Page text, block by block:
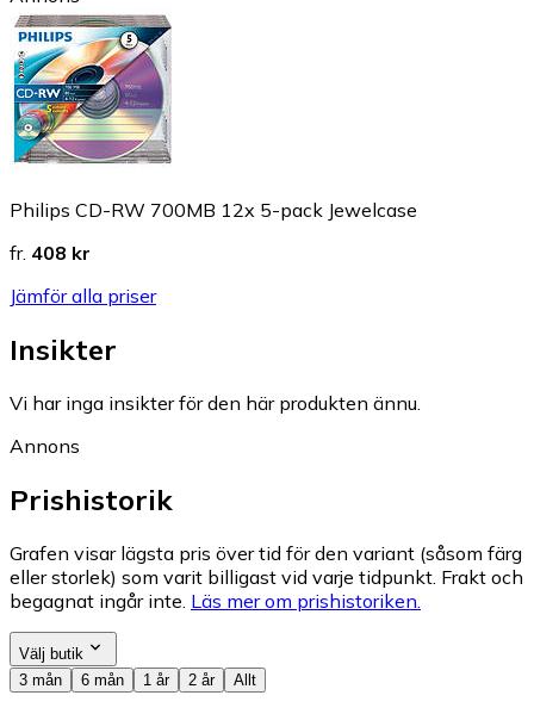
Philips CD-RW 700MB 12x 5-pack Jewelcase
fr. 408 kr
Jämför alla priser
Insikter
Vi har inga insikter för den här produkten ännu.
Annons
Prishistorik
Grafen visar lägsta pris över tid för den variant (såsom färg
eller storlek) som varit billigast vid varje tidpunkt. Frakt och
begagnat ingår inte. Läs mer om prishistoriken.
Välj butik
3 mån
6 mån 1 år 2 år Allt